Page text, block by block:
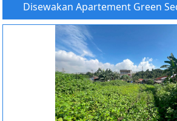
Disewakan Apartement Green